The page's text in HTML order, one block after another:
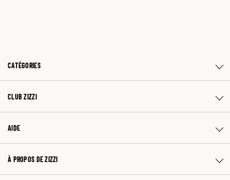
CATÉGORIES
CLUB ZIZZI
AIDE
À PROPOS DE ZIZZI